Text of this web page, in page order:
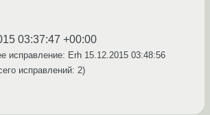
03:37:47 +00:00
исправление: Erh 15.12.2015 03:48:56
исправлений: 2)